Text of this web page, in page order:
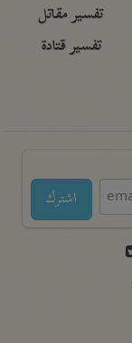
تفسير مقاتل
تفسير قتادة
اشترك